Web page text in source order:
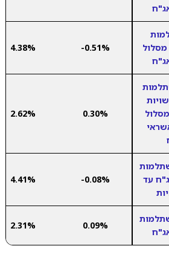
-0.51%
4.38%
0.30%
2.62%
עד
-0.08%
4.41%
0.09%
2.31%